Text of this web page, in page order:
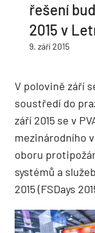
řešení
2015 v
9. září 2015
V polovině září
soustředí do
září 2015 se v
mezinárodního
oboru
systémů a
2015 (FSDays